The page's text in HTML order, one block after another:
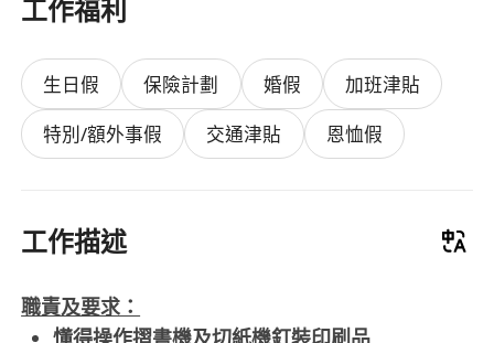
工作福利
生日假 保險計劃 婚假
加班津貼
特別/額外事假
交通津貼 恩恤假
工作描述
職責及要求：
懂得操作摺書機及切紙機釘裝印刷品